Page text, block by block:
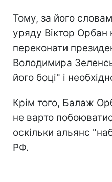
Тому, за його
уряду Віктор Орбан
переконати
Володимира
його боці" і
Крім того, Балаж
не варто
оскільки альянс
РФ.